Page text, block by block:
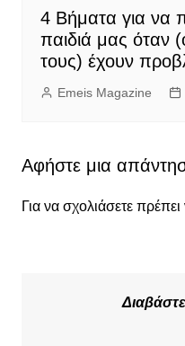
4 Βήματα για να
παιδιά μας όταν
τους) έχουν
Emeis Magazine
Αφήστε μια
Για να σχολιάσετε πρέπει